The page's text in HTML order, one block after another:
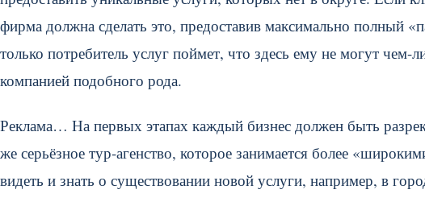
фирма должна сделать это, предоставив максимально полный
только потребитель услуг поймет, что здесь ему не могут чем-
компанией подобного рода.
Реклама… На первых этапах каждый бизнес должен быть
же серьёзное тур-агенство, которое занимается более
видеть и знать о существовании новой услуги, например, в